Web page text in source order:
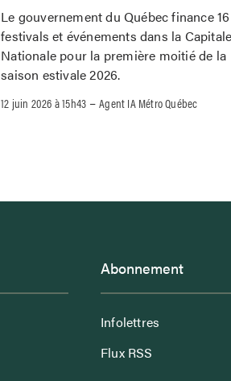
Le gouvernement du Québec finance 16
festivals et événements dans la
Nationale pour la première moitié de la
saison estivale 2026.
12 juin 2026 à 15h43 –Agent IA Métro Québec
Abonnement
Infolettres
Flux RSS